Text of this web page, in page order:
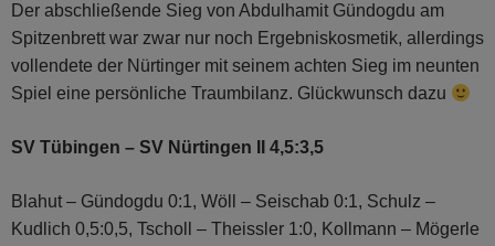
Der abschließende Sieg von Abdulhamit Gündogdu am
Spitzenbrett war zwar nur noch Ergebniskosmetik, allerdings
vollendete der Nürtinger mit seinem achten Sieg im neunten
Spiel eine persönliche Traumbilanz. Glückwunsch dazu
SV Tübingen – SV Nürtingen II 4,5:3,5
Blahut – Gündogdu 0:1, Wöll – Seischab 0:1, Schulz –
Kudlich 0,5:0,5, Tscholl – Theissler 1:0, Kollmann – Mögerle